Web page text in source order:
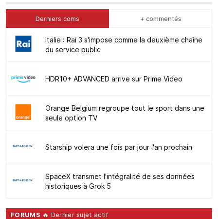
Derniers coms + commentés
Italie : Rai 3 s'impose comme la deuxième chaîne
du service public
HDR10+ ADVANCED arrive sur Prime Video
Orange Belgium regroupe tout le sport dans une
seule option TV
Starship volera une fois par jour l'an prochain
SpaceX transmet l'intégralité de ses données
historiques à Grok 5
FORUMS 🔥 Dernier sujet actif